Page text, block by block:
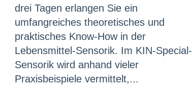
drei Tagen erlangen Sie ein
umfangreiches theoretisches und
praktisches Know-How in der
Lebensmittel-Sensorik. Im KIN-Special-
Sensorik wird anhand vieler
Praxisbeispiele vermittelt,...